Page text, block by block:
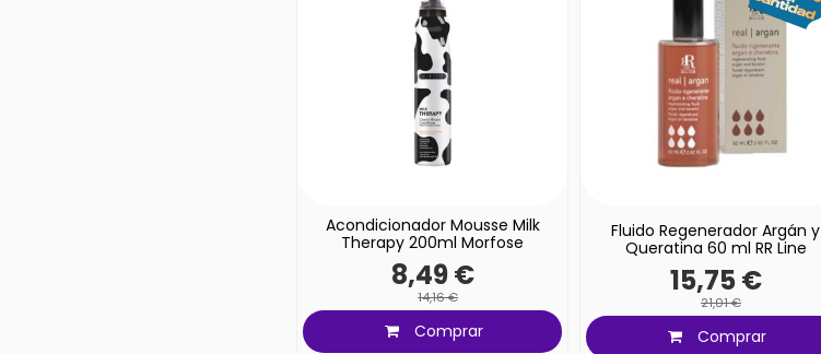
Acondicionador Mousse Milk
Therapy 200ml Morfose
8,49 €
14,16 €
Comprar
Fluido Regenerador Argán y
Queratina 60 ml RR Line
15,75 €
21,01 €
Comprar